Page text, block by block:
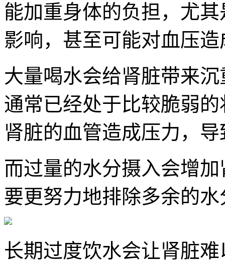
能加重身体的负担，尤
影响，甚至可能对血压
大量喝水会给肾脏带来
通常已经处于比较脆弱
肾脏的血管造成压力，
而过量的水分摄入会增
要更努力地排除多余的水
长期过度饮水会让肾脏